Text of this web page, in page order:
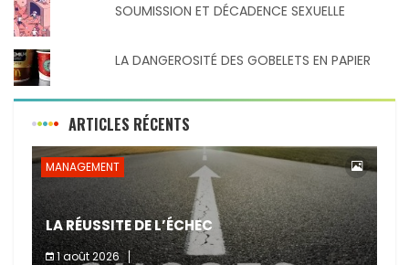
SOUMISSION ET DÉCADENCE SEXUELLE
LA DANGEROSITÉ DES GOBELETS EN PAPIER
ARTICLES RÉCENTS
MANAGEMENT
LA RÉUSSITE DE L’ÉCHEC
1 août 2026